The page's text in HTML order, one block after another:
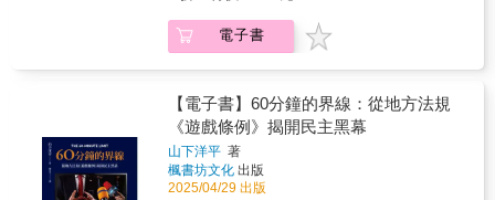
勇氣與決心。最後，「靈魂」將人工流產置於
靈性的框架中，以詩歌、散文和儀式收束這本
書。人工流產是數百萬女性共有的真實經歷，
力量撕裂沉默，呈現出她們的聲音。這是她們
的故事，也是我們的故事。【各界迴響】★
Kickstarter募資超額達標，近五百位贊助者捐
書給全美各地的診所。★ 催生台灣首部人工流
產文集：《以為無人傾聽的她們》「人工流產
匙甜點舀巴黎」主理人）「關於這本書的創作
者們以及背後的更大群體——荷事生非團隊，
我是這麼理解的：知識的移民者，以專業知識
們，誕生並茁壯於2010年代自媒體蓬勃發展的
網路土壤中。」－Olivia董芸安（荷事生非
Oranje Express共同創辦人）荷蘭，和你想像
中的，完全不一樣！跟著荷事生非，穿梭低地
國的過去，來到現在，迎向未來，讓我們看他
錯過！我們總以為生命是無價的，但事實是--世
界每天都在為生命標價！殉職消防員的撫卹
手的收費●4,000億美金(128兆TWD)，世界最昂
貴武器的價值●20萬英鎊(850萬 TWD)，一份壽
險的理賠金額●5,000美金(16萬 TWD)，一具人
體屍體的市場價格這些關於人命價格的數字將
會揭露那些隱藏的、有時令人感到不安的真
電子書
【電子書】60分鐘的界線：從地方法規
《遊戲條例》揭開民主黑幕
山下洋平 著
楓書坊文化 出版
2025/04/29 出版